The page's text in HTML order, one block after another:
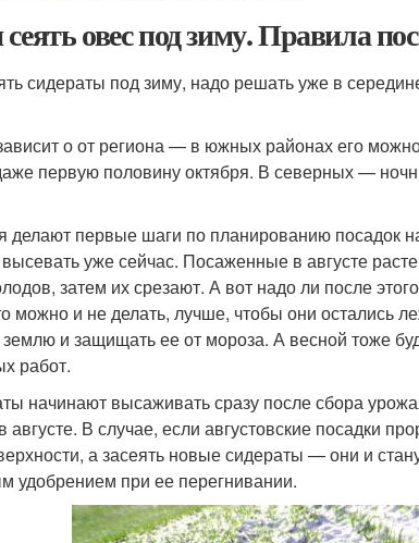
овес под зиму. Правила
сидераты под зиму, надо решать уже в
о от региона — в южных районах его
первую половину октября. В северных —
делают первые шаги по планированию посадок
уже сейчас. Посаженные в августе
затем их срезают. А вот надо ли после
можно и не делать, лучше, чтобы они остались
землю и защищать ее от мороза. А весной тоже
работ.
начинают высаживать сразу после сбора
августе. В случае, если августовские посадки
а засеять новые сидераты — они и
удобрением при ее перегнивании.